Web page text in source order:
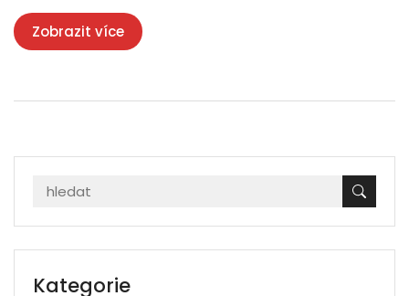
udržet střevní mikrobiom v co nejlepší kondici.
Zobrazit více
Kategorie